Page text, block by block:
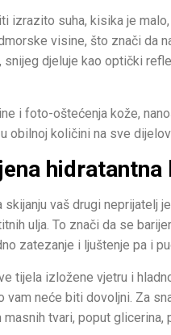
izrazito suha, kisika je
visine, što znači da
djeluje kao optički
i foto-oštećenja kože,
obilnoj količini na sve
skijanju vaš drugi
ulja. To znači da se
zatezanje i ljuštenje pa i
tijela izložene vjetru i
vam neće biti dovoljni. Za
tvari, poput glicerina,